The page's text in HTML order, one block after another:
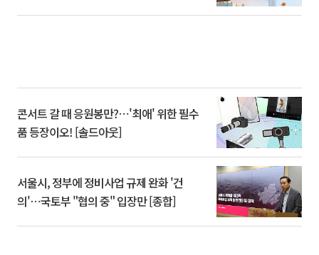
콘서트 갈 때 응원봉만?⋯'최애' 위한 필수
품 등장이오! [솔드아웃]
서울시, 정부에 정비사업 규제 완화 '건
의'⋯국토부 "협의 중" 입장만 [종합]